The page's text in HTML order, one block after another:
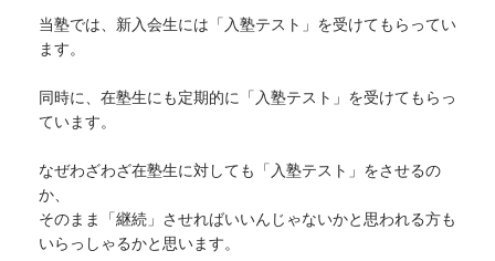
当塾では、新入会生には「入塾テスト」を受けてもらってい
ます。
同時に、在塾生にも定期的に「入塾テスト」を受けてもらっ
ています。
なぜわざわざ在塾生に対しても「入塾テスト」をさせるの
か、
そのまま「継続」させればいいんじゃないかと思われる方も
いらっしゃるかと思います。